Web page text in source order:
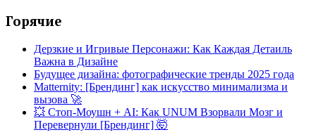
Горячие
Дерзкие и Игривые Персонажи: Как Каждая Детаиль
Важна в Дизайне
Будущее дизайна: фотографические тренды 2025 года
Matternity: [Брендинг] как искусство минимализма и
вызова 🚀
💥 Стоп-Моушн + AI: Как UNUM Взорвали Мозг и
Перевернули [Брендинг] 🤯